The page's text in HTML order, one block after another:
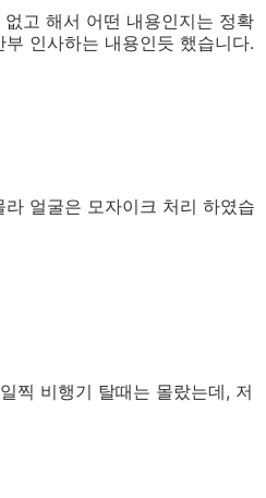
고 해서 어떤 내용인지는 정확
인사하는 내용인듯 했습니다.
얼굴은 모자이크 처리 하였습
찍 비행기 탈때는 몰랐는데, 저